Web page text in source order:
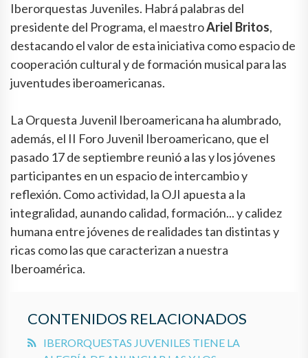
Iberorquestas Juveniles. Habrá palabras del
presidente del Programa, el maestroAriel Britos,
destacando el valor de esta iniciativa como espacio de
cooperación cultural y de formación musical para las
juventudes iberoamericanas.
La Orquesta Juvenil Iberoamericana ha alumbrado,
además, el II Foro Juvenil Iberoamericano, que el
pasado 17 de septiembre reunió a las y los jóvenes
participantes en un espacio de intercambio y
reflexión. Como actividad, la OJI apuesta a la
integralidad, aunando calidad, formación... y calidez
humana entre jóvenes de realidades tan distintas y
ricas como las que caracterizan a nuestra
Iberoamérica.
CONTENIDOS RELACIONADOS
IBERORQUESTAS JUVENILES TIENE LA